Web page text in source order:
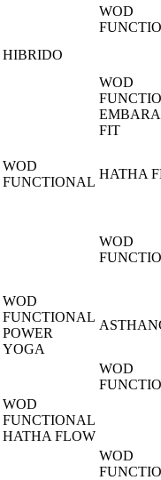
WOD
HIBRIDO
WOD
FIT
WOD
FUNCTIONAL
HATHA
WOD
WOD
FUNCTIONAL
POWER
YOGA
WOD
WOD
FUNCTIONAL
HATHA FLOW
WOD